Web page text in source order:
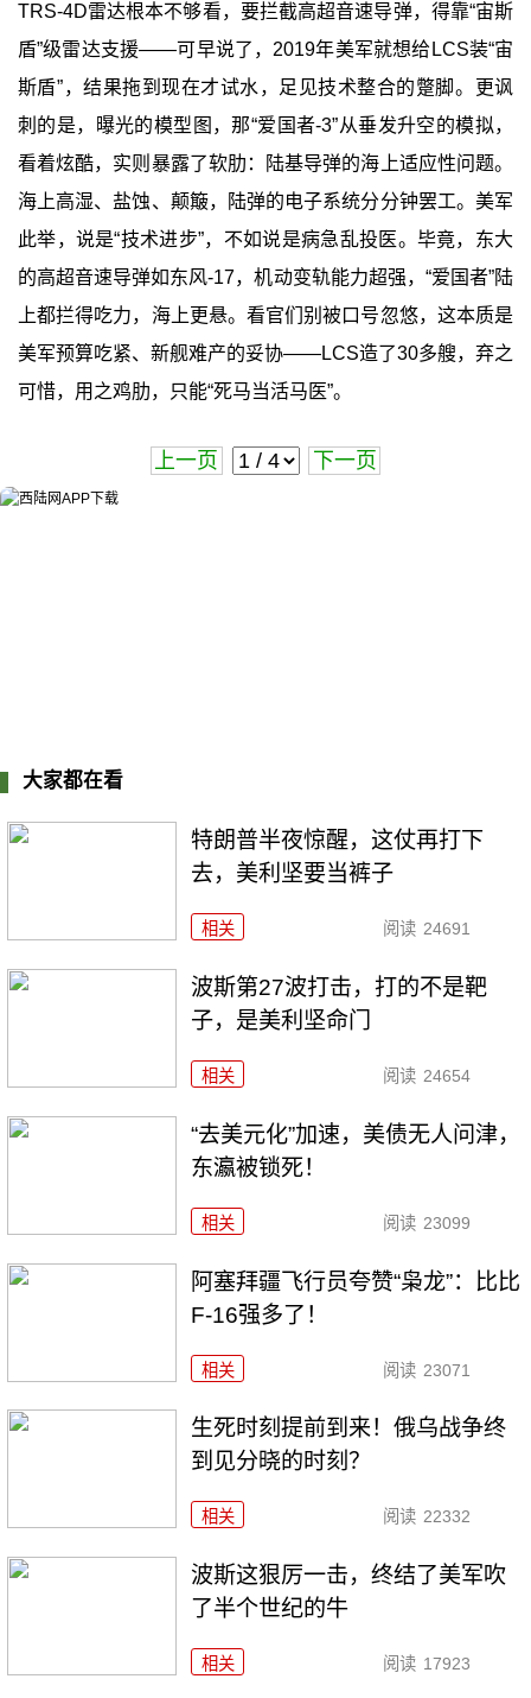
TRS-4D雷达根本不够看，要拦截高超音速导弹，得靠“宙斯
盾”级雷达支援——可早说了，2019年美军就想给LCS装“宙
斯盾”，结果拖到现在才试水，足见技术整合的蹩脚。更讽
刺的是，曝光的模型图，那“爱国者-3”从垂发升空的模拟，
看着炫酷，实则暴露了软肋：陆基导弹的海上适应性问题。
海上高湿、盐蚀、颠簸，陆弹的电子系统分分钟罢工。美军
此举，说是“技术进步”，不如说是病急乱投医。毕竟，东大
的高超音速导弹如东风-17，机动变轨能力超强，“爱国者”陆
上都拦得吃力，海上更悬。看官们别被口号忽悠，这本质是
美军预算吃紧、新舰难产的妥协——LCS造了30多艘，弃之
可惜，用之鸡肋，只能“死马当活马医”。
上一页 下一页
大家都在看
特朗普半夜惊醒，这仗再打下
去，美利坚要当裤子
相关 阅读 24691
波斯第27波打击，打的不是靶
子，是美利坚命门
相关 阅读 24654
“去美元化”加速，美债无人问津，
东瀛被锁死！
相关 阅读 23099
阿塞拜疆飞行员夸赞“枭龙”：比比
F-16强多了！
相关 阅读 23071
生死时刻提前到来！俄乌战争终
到见分晓的时刻？
相关 阅读 22332
波斯这狠厉一击，终结了美军吹
了半个世纪的牛
相关 阅读 17923